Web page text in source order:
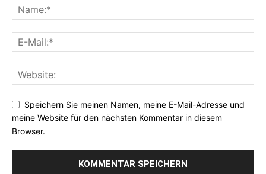
Speichern Sie meinen Namen, meine E-Mail-Adresse und
meine Website für den nächsten Kommentar in diesem
Browser.